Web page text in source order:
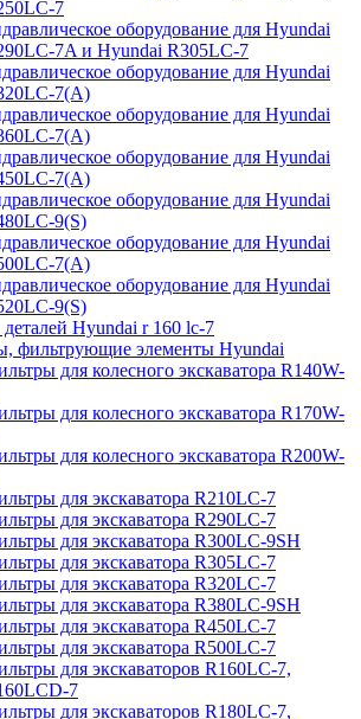
7
оборудование для Hyundai
7A и Hyundai R305LC-7
оборудование для Hyundai
7(A)
оборудование для Hyundai
7(A)
оборудование для Hyundai
7(A)
оборудование для Hyundai
9(S)
оборудование для Hyundai
7(A)
оборудование для Hyundai
9(S)
деталей Hyundai r 160 lc-7
фильтрующие элементы Hyundai
для колесного экскаватора R140W-
для колесного экскаватора R170W-
для колесного экскаватора R200W-
для экскаватора R210LC-7
для экскаватора R290LC-7
для экскаватора R300LC-9SH
для экскаватора R305LC-7
для экскаватора R320LC-7
для экскаватора R380LC-9SH
для экскаватора R450LC-7
для экскаватора R500LC-7
для экскаваторов R160LC-7,
7
для экскаваторов R180LC-7,